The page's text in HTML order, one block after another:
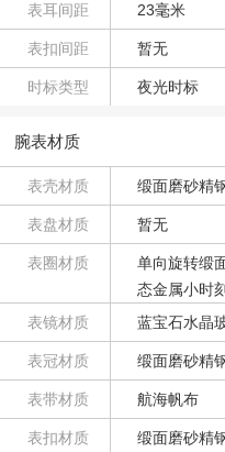
表耳间距 23毫米
表扣间距 暂无
时标类型 夜光时标
腕表材质
表壳材质 缎面磨砂精
表盘材质 暂无
表圈材质
单向旋转缎
态金属小时
表镜材质
蓝宝石水晶
表冠材质 缎面磨砂精
表带材质 航海帆布
表扣材质 缎面磨砂精